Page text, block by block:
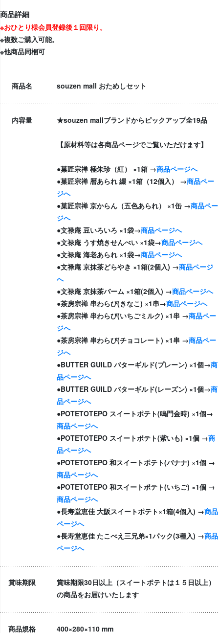
商品詳細
※おひとり様会員登録後１回限り。
※複数ご購入可能。
※他商品同梱可
商品名 souzen mall おためしセット
内容量 ★souzen mallブランドからピックアップ全19品
【原材料等は各商品ページでご覧いただけます】
●菓匠宗禅 極朱珍（紅） ×1箱 →商品ページへ
●菓匠宗禅 暦あられ 綴 ×1箱（12個入） →商品ペー
ジへ
●菓匠宗禅 京からん（五色あられ） ×1缶 →商品ペー
ジへ
●文禄庵 豆いろいろ ×1袋→商品ページへ
●文禄庵 うす焼きせんべい ×1袋→商品ページへ
●文禄庵 海老あられ ×1袋→商品ページへ
●文禄庵 京抹茶どらやき ×1箱(2個入) →商品ページ
へ
●文禄庵 京抹茶バーム ×1箱(2個入) →商品ページへ
●茶房宗禅 串わらび(きなこ) ×1串→商品ページへ
●茶房宗禅 串わらび(いちごミルク) ×1串 →商品ペー
ジへ
●茶房宗禅 串わらび(チョコレート) ×1串 →商品ペー
ジへ
●BUTTER GUILD バターギルド(プレーン) ×1個→商
品ページへ
●BUTTER GUILD バターギルド(レーズン) ×1個→商
品ページへ
●POTETOTEPO スイートポテト(鳴門金時) ×1個→
商品ページへ
●POTETOTEPO スイートポテト(紫いも) ×1個 →商
品ページへ
●POTETOTEPO 和スイートポテト(バナナ) ×1個 →
商品ページへ
●POTETOTEPO 和スイートポテト(いちご) ×1個 →
商品ページへ
●長寿堂恵佳 大阪スイートポテト×1箱(4個入) →商品
ページへ
●長寿堂恵佳 たこべえ三兄弟×1パック(3種入) →商品
ページへ
賞味期限
賞味期限30日以上（スイートポテトは１５日以上）
の商品をお届けいたします
商品規格 400×280×110 mm